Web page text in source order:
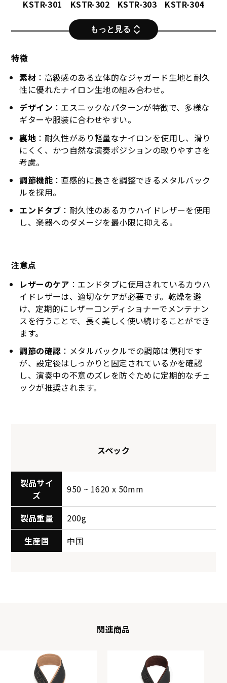
もっと見る
KSTR-301 KSTR-302 KSTR-303 KSTR-304
KSTR-305 KSTR-306 KSTR-307 KSTR-308
特徴
素材 ：高級感のある立体的なジャガード生地と耐久
性に優れたナイロン生地の組み合わせ。
デザイン ：エスニックなパターンが特徴で、多様な
ギターや服装に合わせやすい。
裏地 ：耐久性があり軽量なナイロンを使用し、滑り
にくく、かつ自然な演奏ポジションの取りやすさを
考慮。
調節機能 ：直感的に長さを調整できるメタルバック
ルを採用。
エンドタブ ：耐久性のあるカウハイドレザーを使用
し、楽器へのダメージを最小限に抑える。
注意点
レザーのケア ：エンドタブに使用されているカウハ
イドレザーは、適切なケアが必要です。乾燥を避
け、定期的にレザーコンディショナーでメンテナン
スを行うことで、長く美しく使い続けることができ
ます。
調節の確認 ：メタルバックルでの調節は便利です
が、設定後はしっかりと固定されているかを確認
し、演奏中の不意のズレを防ぐために定期的なチェ
ックが推奨されます。
スペック
製品サイ
ズ
950 ~ 1620 x 50mm
製品重量
200g
生産国
中国
関連商品